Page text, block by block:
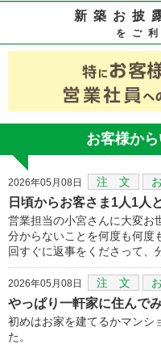
新築お披
をご
お客様か
2026年05月08日 注 文
日頃からお客さま1人1人
営業担当の小宮さんに大変お
分からないことを何度も何度
回すぐに返事をくださって、
2026年05月08日 注 文
やっぱり一軒家に住んで
初めはお家を建てるかマンシ
た。